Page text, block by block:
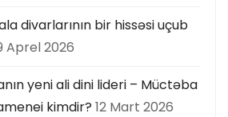
divarlarının bir hissəsi uçub
Aprel 2026
yeni ali dini lideri – Müctəba
kimdir? 12 Mart 2026